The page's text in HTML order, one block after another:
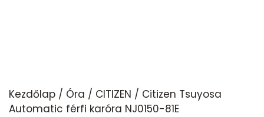
Kezdőlap / Óra / CITIZEN / Citizen Tsuyosa
Automatic férfi karóra NJ0150-81E